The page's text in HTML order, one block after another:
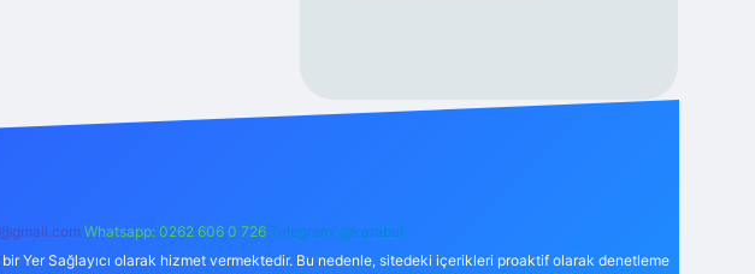
Whatsapp: 0262 606 0 726 Telegram: @karabul
Yer Sağlayıcı olarak hizmet vermektedir. Bu nedenle, sitedeki içerikleri proaktif olarak denetleme